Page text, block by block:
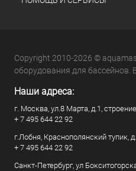
Copyright 2010-2026 ©
оборудования для бассейнов.
Наши адреса:
г. Москва, ул.8 Марта, д.1,
+ 7 495 644 22 92
г.Лобня, Краснополянский тупик,
+ 7 495 644 22 92
Санкт-Петербург, ул